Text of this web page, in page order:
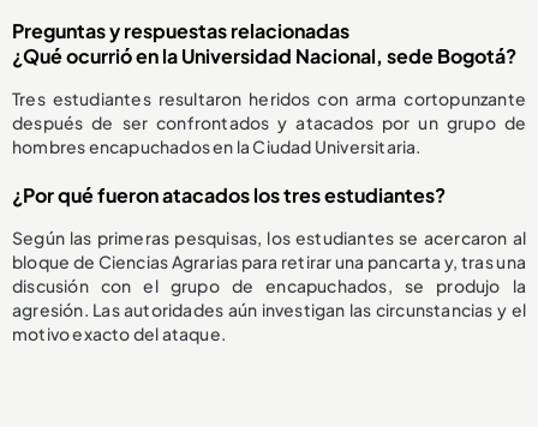
Preguntas y respuestas relacionadas
¿Qué ocurrió en la Universidad Nacional, sede Bogotá?
Tres estudiantes resultaron heridos con arma cortopunzante
después de ser confrontados y atacados por un grupo de
hombres encapuchados en la Ciudad Universitaria.
¿Por qué fueron atacados los tres estudiantes?
Según las primeras pesquisas, los estudiantes se acercaron al
bloque de Ciencias Agrarias para retirar una pancarta y, tras una
discusión con el grupo de encapuchados, se produjo la
agresión. Las autoridades aún investigan las circunstancias y el
motivo exacto del ataque.